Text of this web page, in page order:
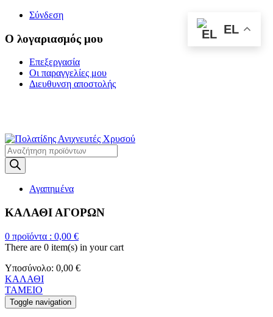
Σύνδεση
Ο λογαριασμός μου
Επεξεργασία
Οι παραγγελίες μου
Διευθυνση αποστολής
Products
search
Αγαπημένα
ΚΑΛΑΘΙ ΑΓΟΡΩΝ
0 προϊόντα : 0,00 €
There are 0 item(s) in your cart
Υποσύνολο: 0,00 €
ΚΑΛΑΘΙ
ΤΑΜΕΙΟ
Toggle navigation
EL